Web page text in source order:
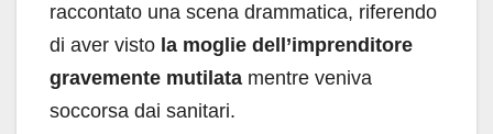
raccontato una scena drammatica, riferendo
di aver visto la moglie dell’imprenditore
gravemente mutilata mentre veniva
soccorsa dai sanitari.